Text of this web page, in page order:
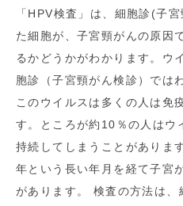
「HPV検査」は、細胞診(子
た細胞が、子宮頸がんの原因
るかどうかがわかります。ウ
胞診（子宮頸がん検診）では
このウイルスは多くの人は免
す。ところが約 10 ％の人はウ
持続してしまうことがありま
年という長い年月を経て子宮
があります。 検査の方法は、